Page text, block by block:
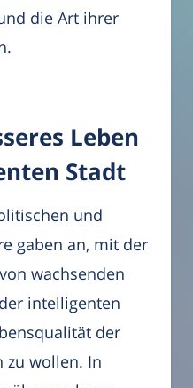
die Art ihrer
Leben
Stadt
und
gaben an, mit der
wachsenden
intelligenten
der
zu wollen. In